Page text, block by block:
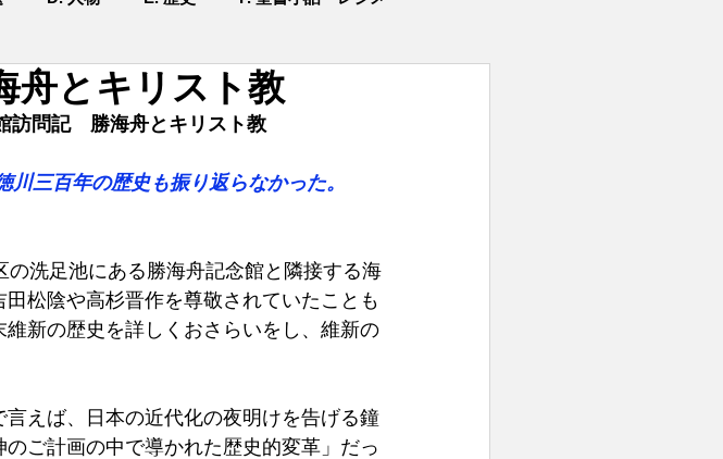
舟とキリスト教
問記　勝海舟とキリスト教
川三百年の歴史も振り返らなかった。
洗足池にある勝海舟記念館と隣接する海
松陰や高杉晋作を尊敬されていたことも
新の歴史を詳しくおさらいをし、維新の
えば、日本の近代化の夜明けを告げる鐘
ご計画の中で導かれた歴史的変革」だっ